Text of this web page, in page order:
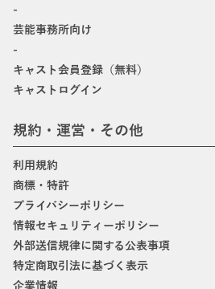
-
芸能事務所向け
-
キャスト会員登録（無料）
キャストログイン
規約・運営・その他
利用規約
商標・特許
プライバシーポリシー
情報セキュリティーポリシー
外部送信規律に関する公表事項
特定商取引法に基づく表示
企業情報